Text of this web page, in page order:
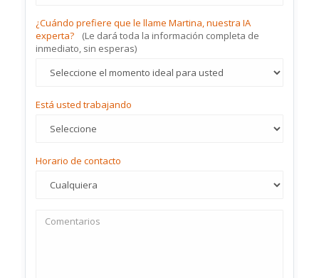
¿Cuándo prefiere que le llame Martina, nuestra IA
experta?
(Le dará toda la información completa de
inmediato, sin esperas)
Está usted trabajando
Horario de contacto